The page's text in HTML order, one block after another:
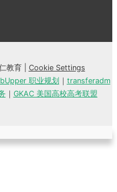
教育 | Cookie Settings
职业规划 ｜ transferadm
｜ GKAC 美国高校高考联盟